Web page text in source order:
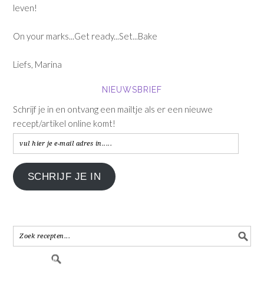
leven!
On your marks...Get ready...Set...Bake
Liefs, Marina
NIEUWSBRIEF
Schrijf je in en ontvang een mailtje als er een nieuwe
recept/artikel online komt!
vul
hier
je
e-
in.....
SCHRIJF JE IN